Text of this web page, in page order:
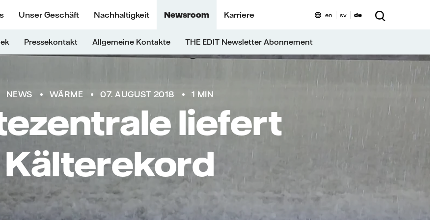
Unser Geschäft Nachhaltigkeit Newsroom Karriere
Pressekontakt Allgemeine Kontakte THE EDIT Newsletter Abonnement
en sv de
NEWS WÄRME 07. AUGUST 2018 1 MIN
liefert
Kälterekord